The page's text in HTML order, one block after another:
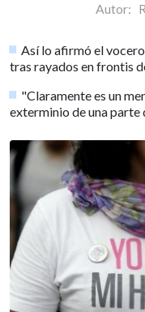
Autor:
Así lo afirmó el
tras rayados en frontis
"Claramente es un
exterminio de una parte